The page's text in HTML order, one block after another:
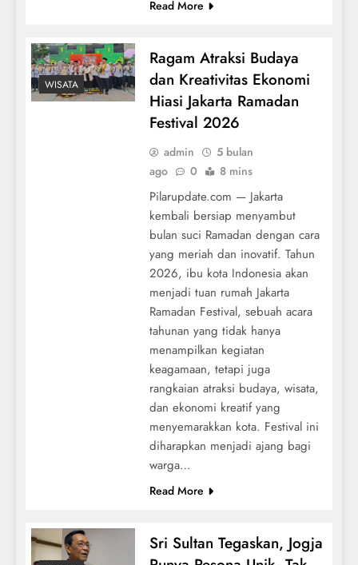
Read More
WISATA
Ragam Atraksi Budaya
dan Kreativitas Ekonomi
Hiasi Jakarta Ramadan
Festival 2026
admin
5 bulan
ago
0 8 mins
Pilarupdate.com — Jakarta
kembali bersiap menyambut
bulan suci Ramadan dengan cara
yang meriah dan inovatif. Tahun
2026, ibu kota Indonesia akan
menjadi tuan rumah Jakarta
Ramadan Festival, sebuah acara
tahunan yang tidak hanya
menampilkan kegiatan
keagamaan, tetapi juga
rangkaian atraksi budaya, wisata,
dan ekonomi kreatif yang
menyemarakkan kota. Festival ini
diharapkan menjadi ajang bagi
warga…
Read More
Sri Sultan Tegaskan, Jogja